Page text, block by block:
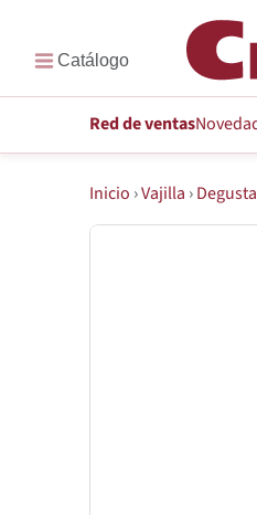
Red de ventas
Inicio ›Vajilla ›